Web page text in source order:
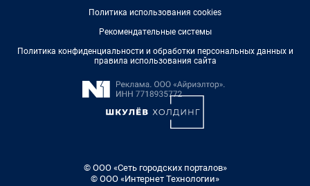
Политика использования cookies
Рекомендательные системы
Политика конфиденциальности и обработки персональных данных и
правила использования сайта
© ООО «Сеть городских порталов»
© ООО «Интернет Технологии»